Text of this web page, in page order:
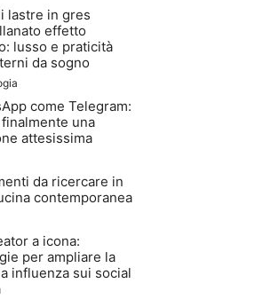
lastre in gres
effetto
lusso e praticità
da sogno
come Telegram:
una
attesissima
da ricercare in
contemporanea
a icona:
per ampliare la
influenza sui social